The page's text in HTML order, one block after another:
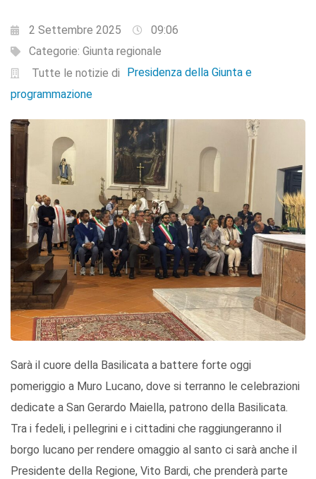
2 Settembre 2025
09:06
Categorie: Giunta regionale
Tutte le notizie di
Presidenza della Giunta e
programmazione
Sarà il cuore della Basilicata a battere forte oggi
pomeriggio a Muro Lucano, dove si terranno le celebrazioni
dedicate a San Gerardo Maiella, patrono della Basilicata.
Tra i fedeli, i pellegrini e i cittadini che raggiungeranno il
borgo lucano per rendere omaggio al santo ci sarà anche il
Presidente della Regione, Vito Bardi, che prenderà parte